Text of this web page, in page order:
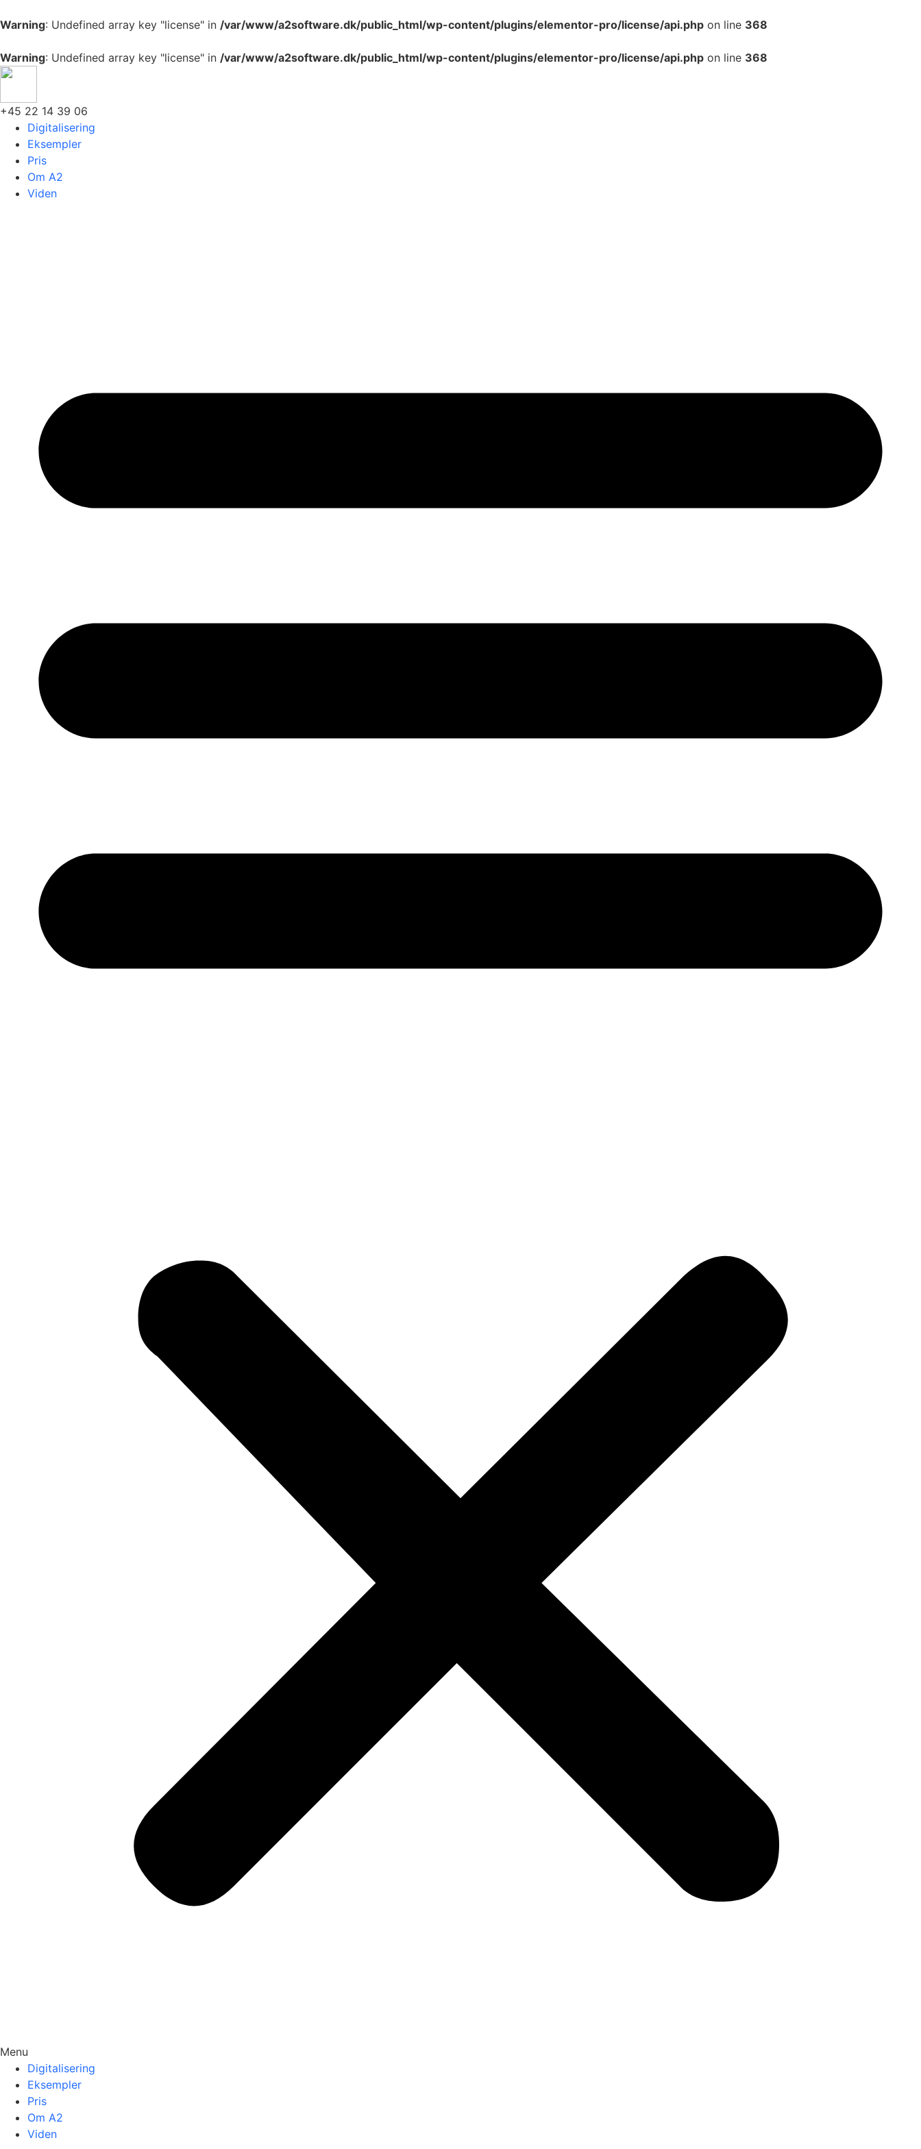
Warning: Undefined array key "license" in /var/www/a2software.dk/public_html/wp-content/plugins/elementor-pro/license/api.php on line 368
Warning: Undefined array key "license" in /var/www/a2software.dk/public_html/wp-content/plugins/elementor-pro/license/api.php on line 368
+45 22 14 39 06
Digitalisering
Eksempler
Pris
Om A2
Viden
Menu
Digitalisering
Eksempler
Pris
Om A2
Viden